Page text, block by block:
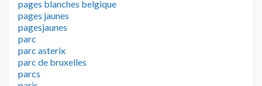
pages blanches belgique
pages jaunes
pagesjaunes
parc
parc asterix
parc de bruxelles
parcs